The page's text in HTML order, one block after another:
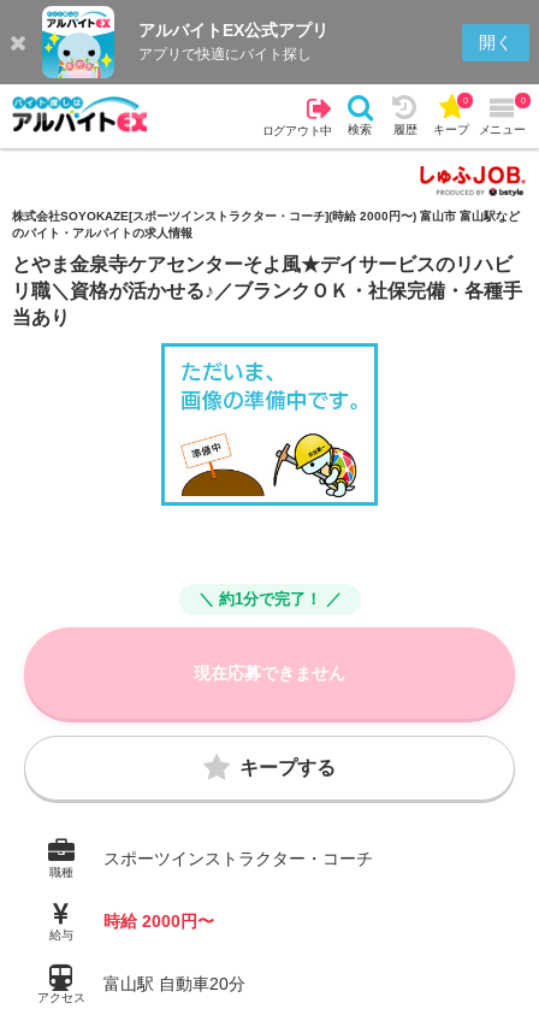
アルバイトEX公式アプリ
アプリで快適にバイト探し
開く
ログアウト中 検索 履歴 キープ
0
メニュー
0
検索 履歴
株式会社SOYOKAZE[スポーツインストラクター・コーチ](時給 2000円〜) 富山市 富山駅など
のバイト・アルバイトの求人情報
とやま金泉寺ケアセンターそよ風★デイサービスのリハビ
リ職＼資格が活かせる♪／ブランクＯＫ・社保完備・各種手
当あり
＼ 約1分で完了！ ／
現在応募できません
キープする
職種
スポーツインストラクター・コーチ
給与
時給 2000円〜
アクセス
富山駅 自動車20分